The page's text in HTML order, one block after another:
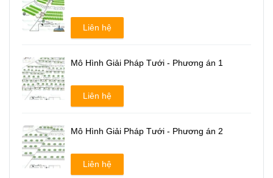
Liên hệ
Mô Hình Giải Pháp Tưới - Phương án 1
Liên hệ
Mô Hình Giải Pháp Tưới - Phương án 2
Liên hệ